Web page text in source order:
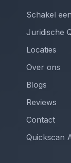
Schakel
Juridische
Locaties
Over ons
Blogs
Reviews
Contact
Quickscan